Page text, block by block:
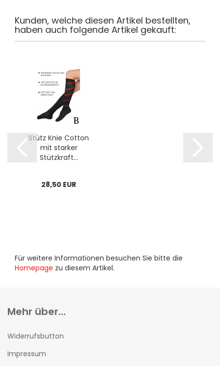
Kunden, welche diesen Artikel bestellten,
haben auch folgende Artikel gekauft:
Stütz Knie Cotton
mit starker
Stützkraft...
28,50 EUR
Für weitere Informationen besuchen Sie bitte die
Homepage zu diesem Artikel.
Mehr über...
Widerrufsbutton
Impressum